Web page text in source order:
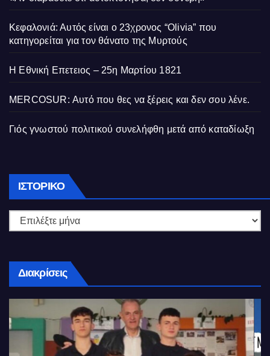
Κεφαλονιά: Αυτός είναι ο 23χρονος “Olivia” που
κατηγορείται για τον θάνατο της Μυρτούς
Η Εθνική Επετειος – 25η Μαρτίου 1821
MERCOSUR: Αυτό που θες να ξέρεις και δεν σου λένε.
Γιός γνωστού πολιτικού συνελήφθη μετά από καταδίωξη
ΙΣΤΟΡΙΚΌ Ιστορικό
Διακρίσεις